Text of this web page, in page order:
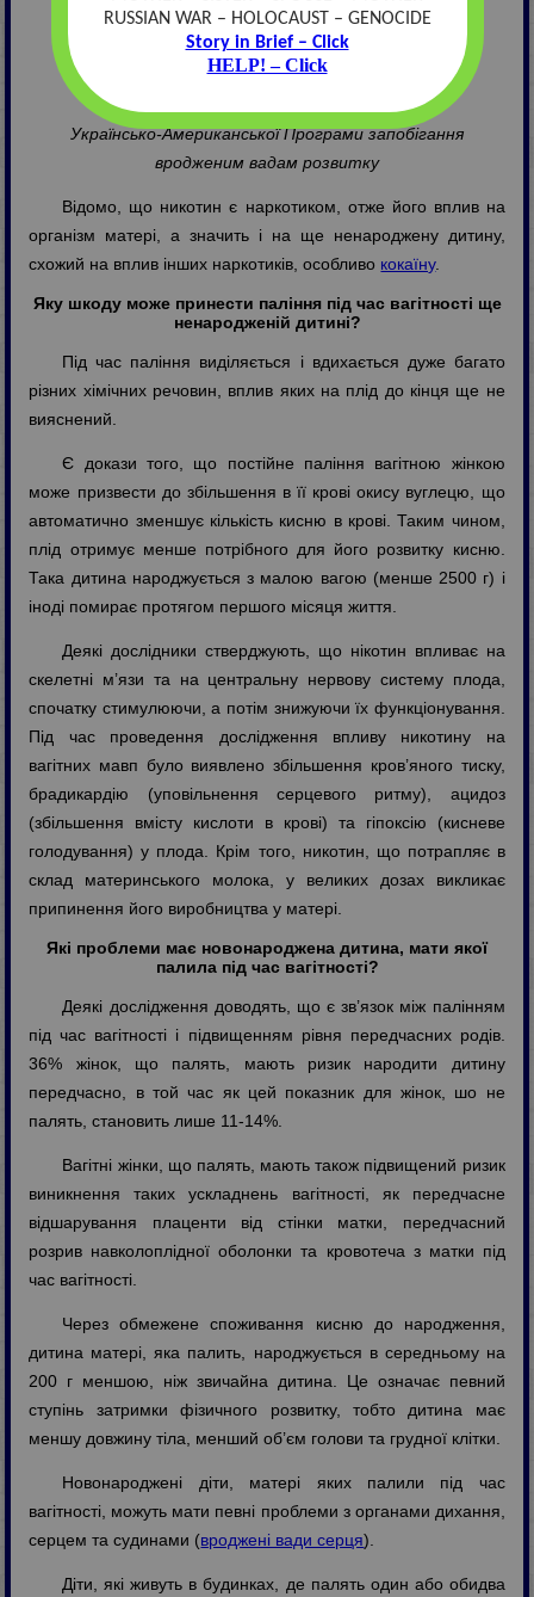
Інформація для батьків
Сергій Федорович Лапченко
Спеціаліст з інформаційного забезпечення
Українсько-Американської Програми запобігання
вродженим вадам розвитку
Відомо, що никотин є наркотиком, отже його вплив на
організм матері, а значить і на ще ненароджену дитину,
схожий на вплив інших наркотиків, особливо кокаїну.
Яку шкоду може принести паління під час вагітності ще
ненародженій дитині?
Під час паління виділяється і вдихається дуже багато
різних хімічних речовин, вплив яких на плід до кінця ще не
вияснений.
Є докази того, що постійне паління вагітною жінкою
може призвести до збільшення в її крові окису вуглецю, що
автоматично зменшує кількість кисню в крові. Таким чином,
плід отримує менше потрібного для його розвитку кисню.
Така дитина народжується з малою вагою (менше 2500 г) і
іноді помирає протягом першого місяця життя.
Деякі дослідники стверджують, що нікотин впливає на
скелетні м’язи та на центральну нервову систему плода,
спочатку стимулюючи, а потім знижуючи їх функціонування.
Під час проведення дослідження впливу никотину на
вагітних мавп було виявлено збільшення кров’яного тиску,
брадикардію (уповільнення серцевого ритму), ацидоз
(збільшення вмісту кислоти в крові) та гіпоксію (кисневе
голодування) у плода. Крім того, никотин, що потрапляє в
склад материнського молока, у великих дозах викликає
припинення його виробництва у матері.
Які проблеми має новонароджена дитина, мати якої
палила під час вагітності?
Деякі дослідження доводять, що є зв’язок між палінням
під час вагітності і підвищенням рівня передчасних родів.
36% жінок, що палять, мають ризик народити дитину
передчасно, в той час як цей показник для жінок, шо не
палять, становить лише 11-14%.
Вагітні жінки, що палять, мають також підвищений ризик
виникнення таких ускладнень вагітності, як передчасне
відшарування плаценти від стінки матки, передчасний
розрив навколоплідної оболонки та кровотеча з матки під
час вагітності.
Через обмежене споживання кисню до народження,
дитина матері, яка палить, народжується в середньому на
200 г меншою, ніж звичайна дитина. Це означає певний
ступінь затримки фізичного розвитку, тобто дитина має
меншу довжину тіла, менший об’єм голови та грудної клітки.
Новонароджені діти, матері яких палили під час
вагітності, можуть мати певні проблеми з органами дихання,
серцем та судинами (вроджені вади серця).
Діти, які живуть в будинках, де палять один або обидва
RUSSIAN WAR – HOLOCAUST – GENOCIDE
Story in Brief – Click
HELP! – Click